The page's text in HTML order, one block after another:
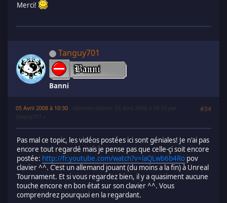
Merci!
Tanguy701
Banni
05 Avril 2008 à 10:30 #34
Dernière édition
: 05 Avril 2008 à 10:35 par
Tanguy701
Pas mal ce topic, les vidéos postées ici sont géniales! Je n'ai pas
encore tout regardé mais je pense pas que celle-çi soit encore
postée: http://fr.youtube.com/watch?v=laQLwb6b4Ro pov
clavier ^^. C'est un allemand jouant (du moins a la fin) à Unreal
Tournament. Et si vous regardez bien, il y a quasiment aucune
touche encore en bon état sur son clavier ^^. Vous
comprendrez pourquoi en la regardant.